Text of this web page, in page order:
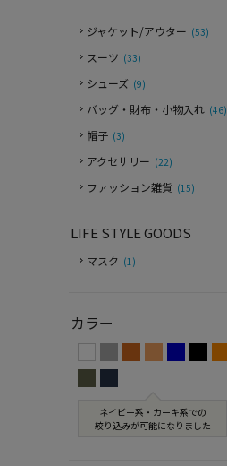
ジャケット/アウター (53)
スーツ (33)
シューズ (9)
バッグ・財布・小物入れ (46)
帽子 (3)
アクセサリー (22)
ファッション雑貨 (15)
LIFE STYLE GOODS
マスク (1)
カラー
ネイビー系・カーキ系での
絞り込みが可能になりました